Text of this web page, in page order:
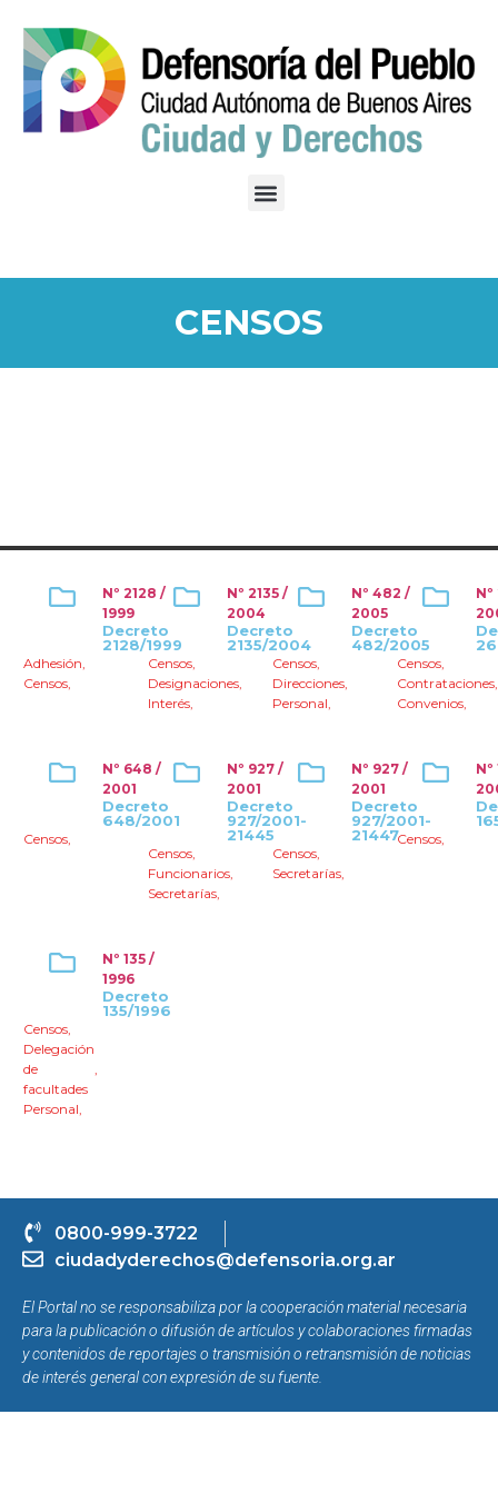
CENSOS
Nº 2128 /
1999
Decreto
2128/1999
Adhesión,
Censos,
Nº 2135 /
2004
Decreto
2135/2004
Censos,
Designaciones,
Interés,
Nº 482 /
2005
Decreto
482/2005
Censos,
Direcciones,
Personal,
Censos,
Contrataciones
Convenios,
Nº 648 /
2001
Decreto
648/2001
Censos,
Nº 927 /
2001
Decreto
927/2001-
21445
Censos,
Funcionarios,
Secretarías,
Nº 927 /
2001
Decreto
927/2001-
21447
Censos,
Secretarías,
Censos,
Nº 135 /
1996
Decreto
135/1996
Censos,
Delegación
de
facultades
,
Personal,
0800-999-3722
ciudadyderechos@defensoria.org.ar
El Portal no se responsabiliza por la cooperación material necesaria
para la publicación o difusión de artículos y colaboraciones firmadas
y contenidos de reportajes o transmisión o retransmisión de noticias
de interés general con expresión de su fuente.